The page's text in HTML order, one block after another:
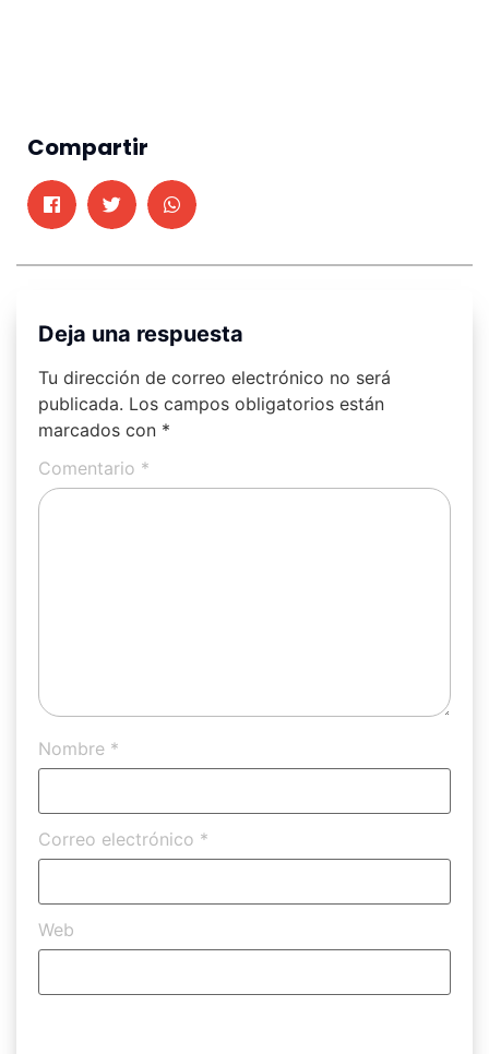
Compartir
Deja una respuesta
Tu dirección de correo electrónico no será
publicada. Los campos obligatorios están
marcados con *
Comentario *
Nombre *
Correo electrónico *
Web